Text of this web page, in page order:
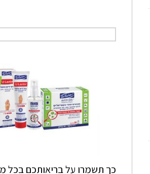
כך תשמרו על בריאותכם בכל